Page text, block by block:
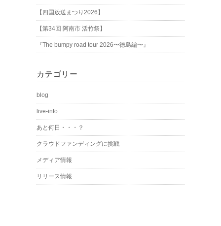
【四国放送まつり2026】
【第34回 阿南市 活竹祭】
『The bumpy road tour 2026〜徳島編〜』
カテゴリー
blog
live-info
あと何日・・・？
クラウドファンディングに挑戦
メディア情報
リリース情報